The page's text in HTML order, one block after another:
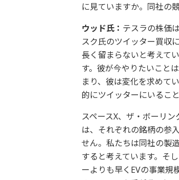
に見ていますか。同社の
ウッド氏： テスラの株価
スク氏のツイッター買収
長く留まらないと考えて
す。彼が今やりたいこと
まり、彼は変化を求めて
的にツイッターにいるこ
スペースX、ザ・ボーリ
は、それぞれの銘柄の参
せん。私たちは同社の製
すると考えています。そ
ーよりも早くEVの事業規